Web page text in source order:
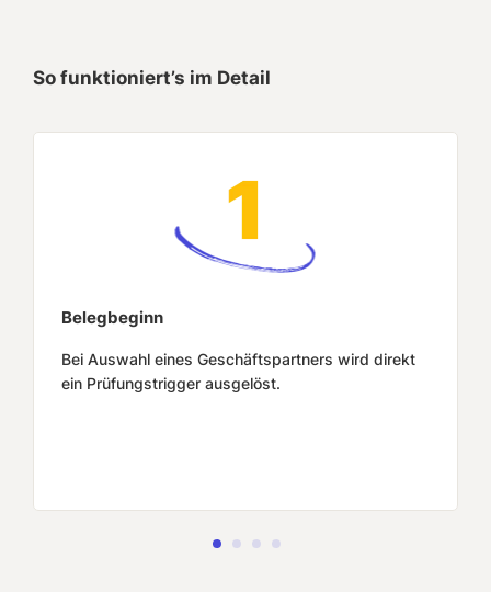
So funktioniert’s im Detail
Belegbeginn
Bei Auswahl eines Geschäftspartners wird direkt
ein Prüfungstrigger ausgelöst.